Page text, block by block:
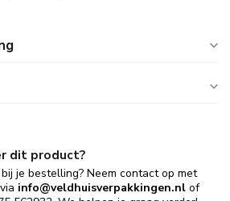
dit product?
je bestelling? Neem contact op met
info@veldhuisverpakkingen.nl of